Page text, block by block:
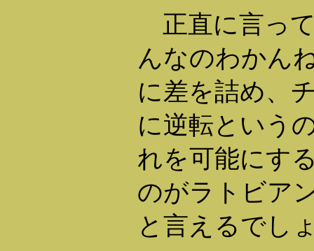
正直に言っ
んなのわかん
に差を詰め、
に逆転という
れを可能にす
のがラトビア
と言えるでし